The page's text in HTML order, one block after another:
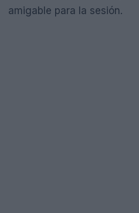
amigable para la sesión.